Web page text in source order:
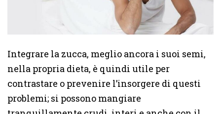
Integrare la zucca, meglio ancora i suoi semi,
nella propria dieta, è quindi utile per
contrastare o prevenire l’insorgere di questi
problemi; si possono mangiare